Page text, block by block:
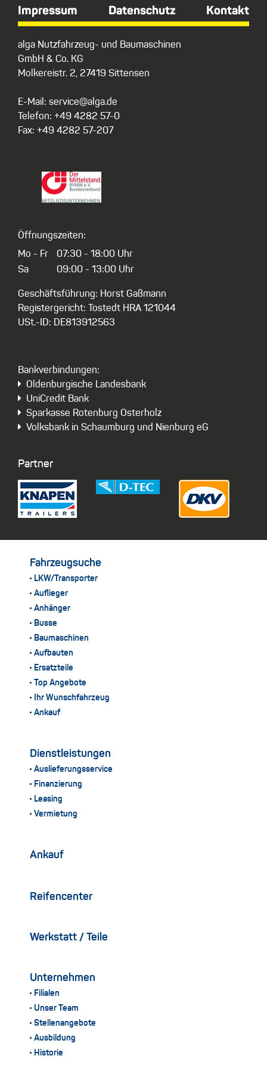
Impressum Datenschutz Kontakt
alga Nutzfahrzeug- und Baumaschinen
GmbH & Co. KG
Molkereistr. 2, 27419 Sittensen
E-Mail: service@alga.de
Telefon: +49 4282 57-0
Fax: +49 4282 57-207
Öffnungszeiten:
Mo - Fr
Sa
07:30 - 18:00 Uhr
09:00 - 13:00 Uhr
Geschäftsführung: Horst Gaßmann
Registergericht: Tostedt HRA 121044
USt.-ID: DE813912563
Bankverbindungen:
Oldenburgische Landesbank
UniCredit Bank
Sparkasse Rotenburg Osterholz
Volksbank in Schaumburg und Nienburg eG
Partner
Fahrzeugsuche
LKW/Transporter
Auflieger
Anhänger
Busse
Baumaschinen
Aufbauten
Ersatzteile
Top Angebote
Ihr Wunschfahrzeug
Ankauf
Dienstleistungen
Auslieferungsservice
Finanzierung
Leasing
Vermietung
Ankauf
Reifencenter
Werkstatt / Teile
Unternehmen
Filialen
Unser Team
Stellenangebote
Ausbildung
Historie